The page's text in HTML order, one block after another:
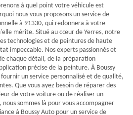
à quel point votre véhicule est
nous vous proposons un service de
à 91330, qui redonnera à votre
mérite. Situé au cœur de Yerres, notre
technologies et de peintures de haute
impeccable. Nos experts passionnés et
chaque détail, de la préparation
précise de la peinture. À Boussy
un service personnalisé et de qualité,
Que vous ayez besoin de réparer des
de votre voiture ou de réaliser un
sommes là pour vous accompagner
à Boussy Auto pour un service de